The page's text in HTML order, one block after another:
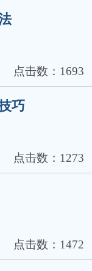
点击数：1693
巧
点击数：1273
点击数：1472